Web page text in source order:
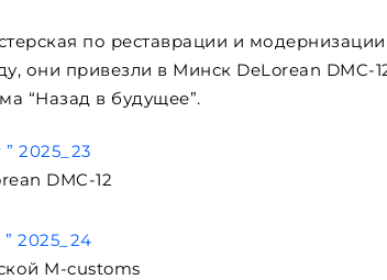
по реставрации и модернизации
они привезли в Минск DeLorean DMC-
“Назад в будущее”.
DMC-12
M-customs